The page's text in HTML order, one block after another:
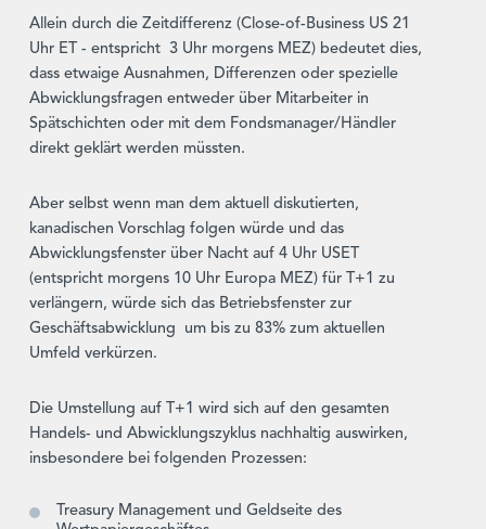
Allein durch die Zeitdifferenz (Close-of-Business US 21
Uhr ET - entspricht 3 Uhr morgens MEZ) bedeutet dies,
dass etwaige Ausnahmen, Differenzen oder spezielle
Abwicklungsfragen entweder über Mitarbeiter in
Spätschichten oder mit dem Fondsmanager/Händler
direkt geklärt werden müssten.
Aber selbst wenn man dem aktuell diskutierten,
kanadischen Vorschlag folgen würde und das
Abwicklungsfenster über Nacht auf 4 Uhr USET
(entspricht morgens 10 Uhr Europa MEZ) für T+1 zu
verlängern, würde sich das Betriebsfenster zur
Geschäftsabwicklung um bis zu 83% zum aktuellen
Umfeld verkürzen.
Die Umstellung auf T+1 wird sich auf den gesamten
Handels- und Abwicklungszyklus nachhaltig auswirken,
insbesondere bei folgenden Prozessen:
Treasury Management und Geldseite des